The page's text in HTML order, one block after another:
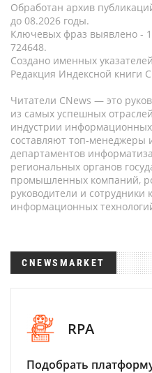
Обработан архив
до 08.2026 годы.
Ключевых фраз выявлено -
724648.
Создано именных
Редакция Индексной книги
Читатели CNews — это
из самых успешных
индустрии
составляют топ-менеджеры
департаментов
региональных органов
промышленных компаний,
руководители и
информационных
CNEWSMARKET
RPA
Подобрать